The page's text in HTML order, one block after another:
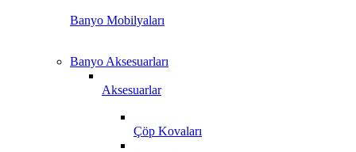
Banyo Mobilyaları
Banyo Aksesuarları
Aksesuarlar
Çöp Kovaları